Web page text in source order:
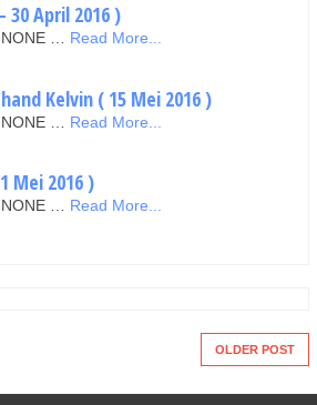
30 April 2016 )
NONE … Read More...
Kelvin ( 15 Mei 2016 )
… Read More...
Mei 2016 )
NONE … Read More...
OLDER POST